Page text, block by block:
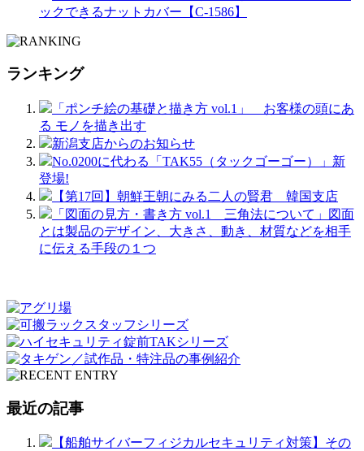
ックできるナットカバー【C-1586】
ランキング
「ポンチ絵の基礎と描き方 vol.1」 お客様の頭にあ
る モノを描き出す
新潟支店からのお知らせ
No.0200に代わる「TAK55（タックゴーゴー）」新
登場!
【第17回】朝鮮王朝にみる二人の賢君 韓国支店
「図面の見方・書き方 vol.1 三角法について」図面
とは製品のデザイン、大きさ、動き、材質などを相手
に伝える手段の１つ
最近の記事
【船舶サイバーフィジカルセキュリティ対策】その